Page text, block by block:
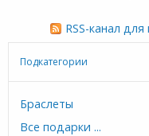
RSS-канал
Подкатегории
Браслеты
Все подарки ...